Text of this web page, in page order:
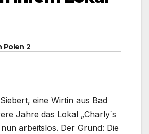
Polen 2
eine Wirtin aus Bad
Jahre das Lokal „Charly´s
arbeitslos. Der Grund: Die